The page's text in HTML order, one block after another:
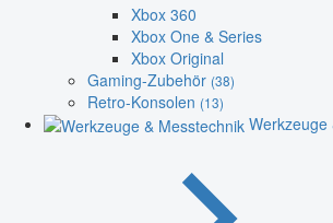
Xbox 360
Xbox One & Series
Xbox Original
Gaming-Zubehör (38)
Retro-Konsolen (13)
Werkzeuge